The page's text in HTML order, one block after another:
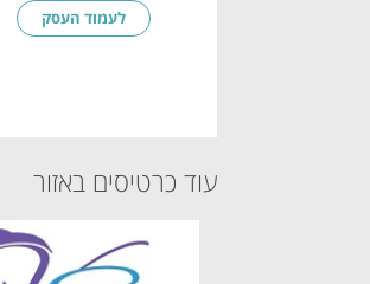
לעמוד העסק
עוד כרטיסים באזור